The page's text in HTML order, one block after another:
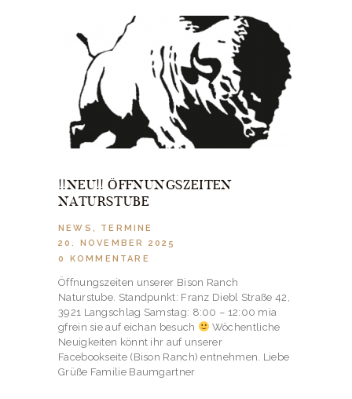
!!NEU!! ÖFFNUNGSZEITEN
NATURSTUBE
NEWS , TERMINE
20. NOVEMBER 2025
0
KOMMENTARE
Öffnungszeiten unserer Bison Ranch
Naturstube. Standpunkt: Franz Diebl Straße 42,
3921 Langschlag Samstag: 8:00 – 12:00 mia
gfrein sie auf eichan besuch
Wöchentliche
Neuigkeiten könnt ihr auf unserer
Facebookseite (Bison Ranch) entnehmen. Liebe
Grüße Familie Baumgartner